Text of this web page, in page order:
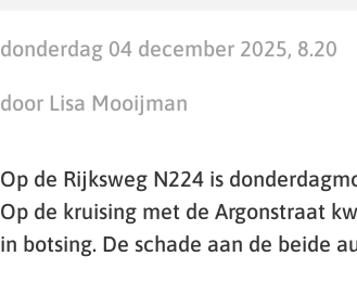
donderdag 04 december 2025, 8.20
door Lisa Mooijman
Op de Rijksweg N224 is
Op de kruising met de Argonstraat
in botsing. De schade aan de beide